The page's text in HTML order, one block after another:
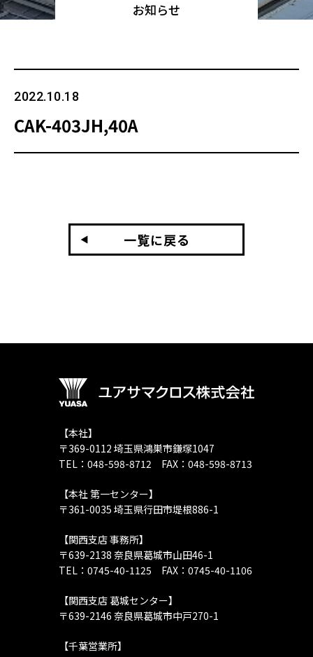
お知らせ
2022.10.18
CAK-403JH,40A
一覧に戻る
【本社】
〒369-0112 埼玉県鴻巣市鎌塚1047
TEL：048-598-8712 FAX：048-598-8713
【本社 第一センター】
〒361-0035 埼玉県行田市堤根886-1
【関西支店 事務所】
〒639-2138 奈良県葛城市山田46-1
TEL：0745-40-1125 FAX：0745-40-1106
【関西支店 葛城センター】
〒639-2146 奈良県葛城市中戸270-1
【千葉営業所】